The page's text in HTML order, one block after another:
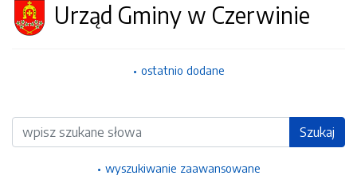
Urząd Gminy w Czerwinie
ostatnio dodane
Wyszukiwarka Szukaj
wyszukiwanie zaawansowane